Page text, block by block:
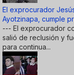
El exprocurador
Ayotzinapa, cumple
--- El exprocurador
salió de reclusión y
para continua...